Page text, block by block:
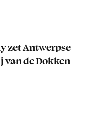
zet Antwerpse
van de Dokken